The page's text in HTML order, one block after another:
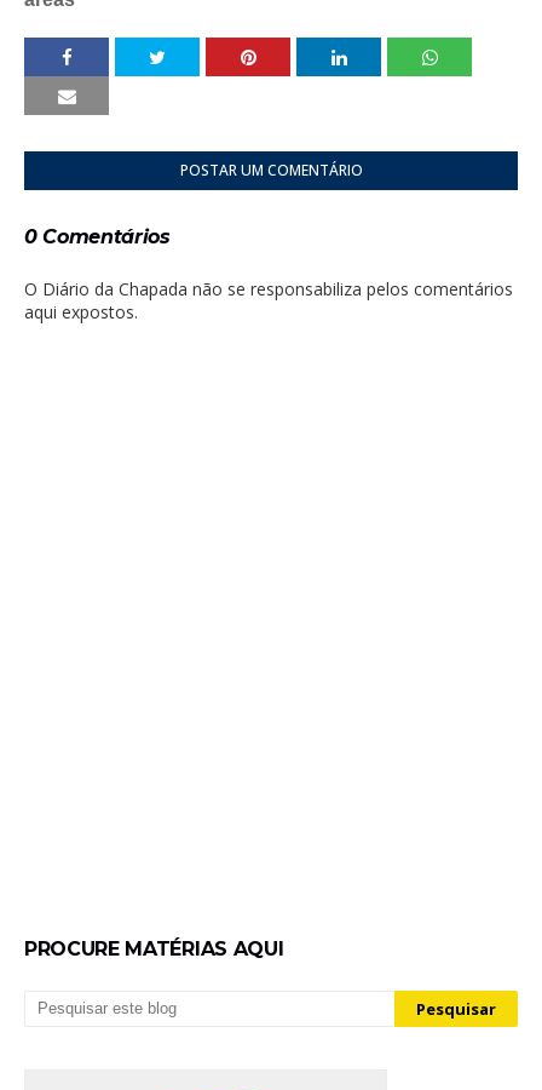
POSTAR UM COMENTÁRIO
0 Comentários
O Diário da Chapada não se responsabiliza pelos comentários
aqui expostos.
PROCURE MATÉRIAS AQUI